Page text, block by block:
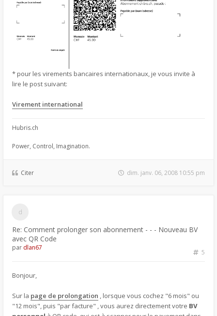
* pour les virements bancaires internationaux, je vous invite à
lire le post suivant:
Virement international
Hubris.ch
Power, Control, Imagination.
Citer dim. janv. 06, 2008 10:55 pm
Re: Comment prolonger son abonnement - - - Nouveau BV
avec QR Code
5
par dlan67
Bonjour,
Sur la page de prolongation , lorsque vous cochez "6 mois" ou
"12 mois", puis "par facture" , vous aurez directement votre BV